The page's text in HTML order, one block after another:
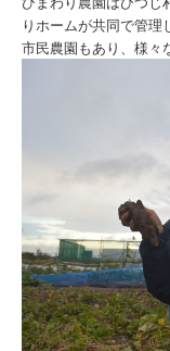
りホームが共同で管理
市民農園もあり、様々